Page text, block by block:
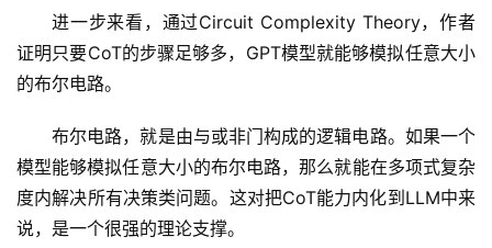
进一步来看，通过Circuit Complexity Theory，作者
证明只要CoT的步骤足够多，GPT模型就能够模拟任意大小
的布尔电路。
布尔电路，就是由与或非门构成的逻辑电路。如果一个
模型能够模拟任意大小的布尔电路，那么就能在多项式复杂
度内解决所有决策类问题。这对把CoT能力内化到LLM中来
说，是一个很强的理论支撑。